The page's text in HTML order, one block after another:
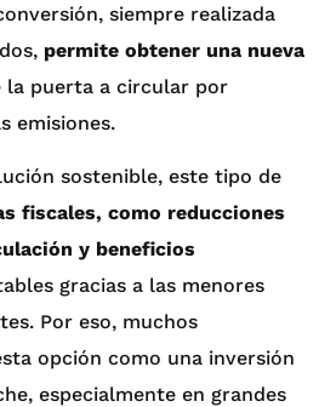
siempre realizada
permite obtener una nueva
la puerta a circular por
emisiones.
sostenible, este tipo de
fiscales, como reducciones
y beneficios
gracias a las menores
Por eso, muchos
opción como una inversión
especialmente en grandes